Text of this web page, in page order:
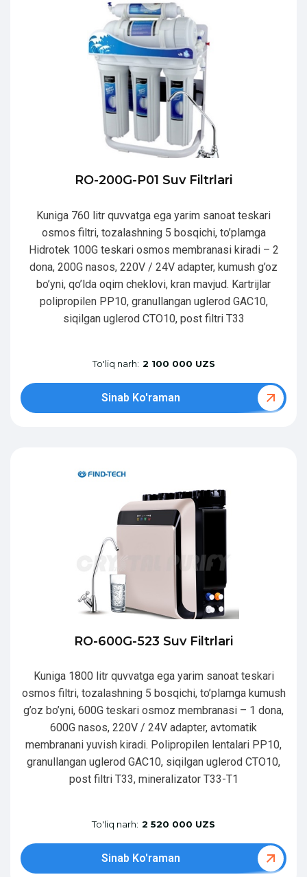
RO-200G-P01 Suv Filtrlari
Kuniga 760 litr quvvatga ega yarim sanoat teskari
osmos filtri, tozalashning 5 bosqichi, to’plamga
Hidrotek 100G teskari osmos membranasi kiradi – 2
dona, 200G nasos, 220V / 24V adapter, kumush g’oz
bo’yni, qo’lda oqim cheklovi, kran mavjud. Kartrijlar
polipropilen PP10, granullangan uglerod GAC10,
siqilgan uglerod CTO10, post filtri T33
To'liq narh: 2 100 000 UZS
Sinab Ko'raman
RO-600G-523 Suv Filtrlari
Kuniga 1800 litr quvvatga ega yarim sanoat teskari
osmos filtri, tozalashning 5 bosqichi, to’plamga kumush
g’oz bo’yni, 600G teskari osmoz membranasi – 1 dona,
600G nasos, 220V / 24V adapter, avtomatik
membranani yuvish kiradi. Polipropilen lentalari PP10,
granullangan uglerod GAC10, siqilgan uglerod CTO10,
post filtri T33, mineralizator T33-T1
To'liq narh: 2 520 000 UZS
Sinab Ko'raman